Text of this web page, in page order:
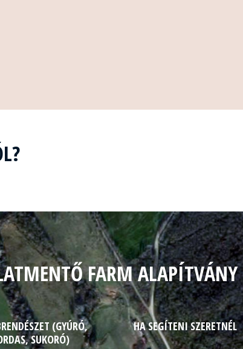
FARM ALAPÍTVÁNY
(GYÚRÓ,
SUKORÓ)
HA SEGÍTENI SZERETNÉL